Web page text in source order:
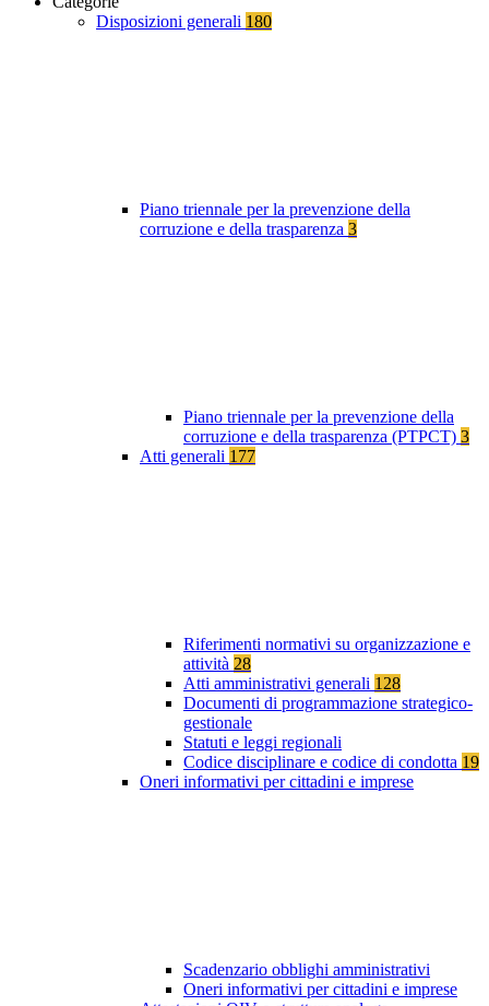
Disposizioni generali 180
Piano triennale per la prevenzione della
corruzione e della trasparenza 3
Piano triennale per la prevenzione della
corruzione e della trasparenza (PTPCT) 3
Atti generali 177
Riferimenti normativi su organizzazione e
attività 28
Atti amministrativi generali 128
Documenti di programmazione strategico-
gestionale
Statuti e leggi regionali
Codice disciplinare e codice di condotta 19
Oneri informativi per cittadini e imprese
Scadenzario obblighi amministrativi
Oneri informativi per cittadini e imprese